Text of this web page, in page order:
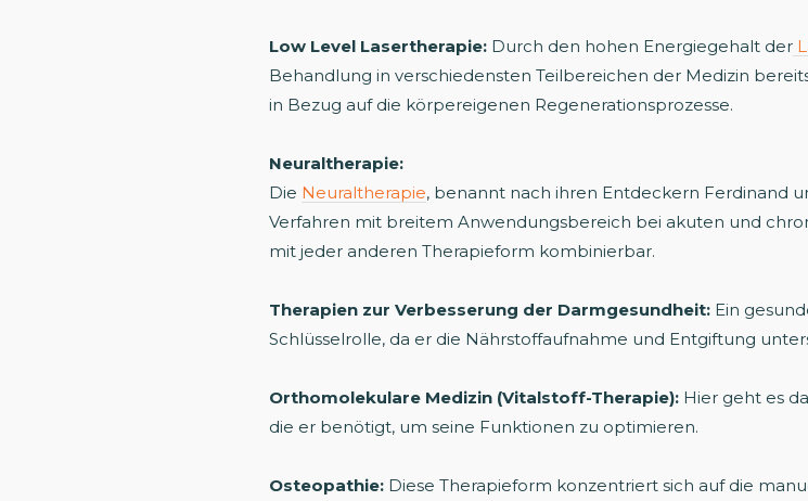
Low Level Lasertherapie: Durch den hohen Energiegehalt der
Behandlung in verschiedensten Teilbereichen der Medizin
in Bezug auf die körpereigenen Regenerationsprozesse.
Neuraltherapie:
Die Neuraltherapie, benannt nach ihren Entdeckern Ferdinand
Verfahren mit breitem Anwendungsbereich bei akuten und
mit jeder anderen Therapieform kombinierbar.
Therapien zur Verbesserung der Darmgesundheit: Ein
Schlüsselrolle, da er die Nährstoffaufnahme und Entgiftung
Orthomolekulare Medizin (Vitalstoff-Therapie): Hier geht es
die er benötigt, um seine Funktionen zu optimieren.
Osteopathie: Diese Therapieform konzentriert sich auf die